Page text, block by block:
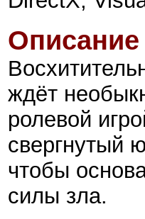
ждёт
ролевой
свергнутый
чтобы
силы зла.